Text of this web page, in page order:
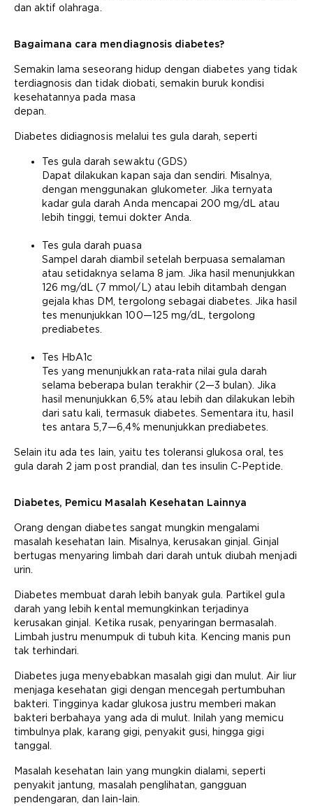
dan aktif olahraga.
Bagaimana cara mendiagnosis diabetes?
Semakin lama seseorang hidup dengan diabetes yang tidak
terdiagnosis dan tidak diobati, semakin buruk kondisi
kesehatannya pada masa
depan.
Diabetes didiagnosis melalui tes gula darah, seperti
Tes gula darah sewaktu (GDS)
Dapat dilakukan kapan saja dan sendiri. Misalnya,
dengan menggunakan glukometer. Jika ternyata
kadar gula darah Anda mencapai 200 mg/dL atau
lebih tinggi, temui dokter Anda.
Tes gula darah puasa
Sampel darah diambil setelah berpuasa semalaman
atau setidaknya selama 8 jam. Jika hasil menunjukkan
126 mg/dL (7 mmol/L) atau lebih ditambah dengan
gejala khas DM, tergolong sebagai diabetes. Jika hasil
tes menunjukkan 100—125 mg/dL, tergolong
prediabetes.
Tes HbA1c
Tes yang menunjukkan rata-rata nilai gula darah
selama beberapa bulan terakhir (2—3 bulan). Jika
hasil menunjukkan 6,5% atau lebih dan dilakukan lebih
dari satu kali, termasuk diabetes. Sementara itu, hasil
tes antara 5,7—6,4% menunjukkan prediabetes.
Selain itu ada tes lain, yaitu tes toleransi glukosa oral, tes
gula darah 2 jam post prandial, dan tes insulin C-Peptide.
Diabetes, Pemicu Masalah Kesehatan Lainnya
Orang dengan diabetes sangat mungkin mengalami
masalah kesehatan lain. Misalnya, kerusakan ginjal. Ginjal
bertugas menyaring limbah dari darah untuk diubah menjadi
urin.
Diabetes membuat darah lebih banyak gula. Partikel gula
darah yang lebih kental memungkinkan terjadinya
kerusakan ginjal. Ketika rusak, penyaringan bermasalah.
Limbah justru menumpuk di tubuh kita. Kencing manis pun
tak terhindari.
Diabetes juga menyebabkan masalah gigi dan mulut. Air liur
menjaga kesehatan gigi dengan mencegah pertumbuhan
bakteri. Tingginya kadar glukosa justru memberi makan
bakteri berbahaya yang ada di mulut. Inilah yang memicu
timbulnya plak, karang gigi, penyakit gusi, hingga gigi
tanggal.
Masalah kesehatan lain yang mungkin dialami, seperti
penyakit jantung, masalah penglihatan, gangguan
pendengaran, dan lain-lain.